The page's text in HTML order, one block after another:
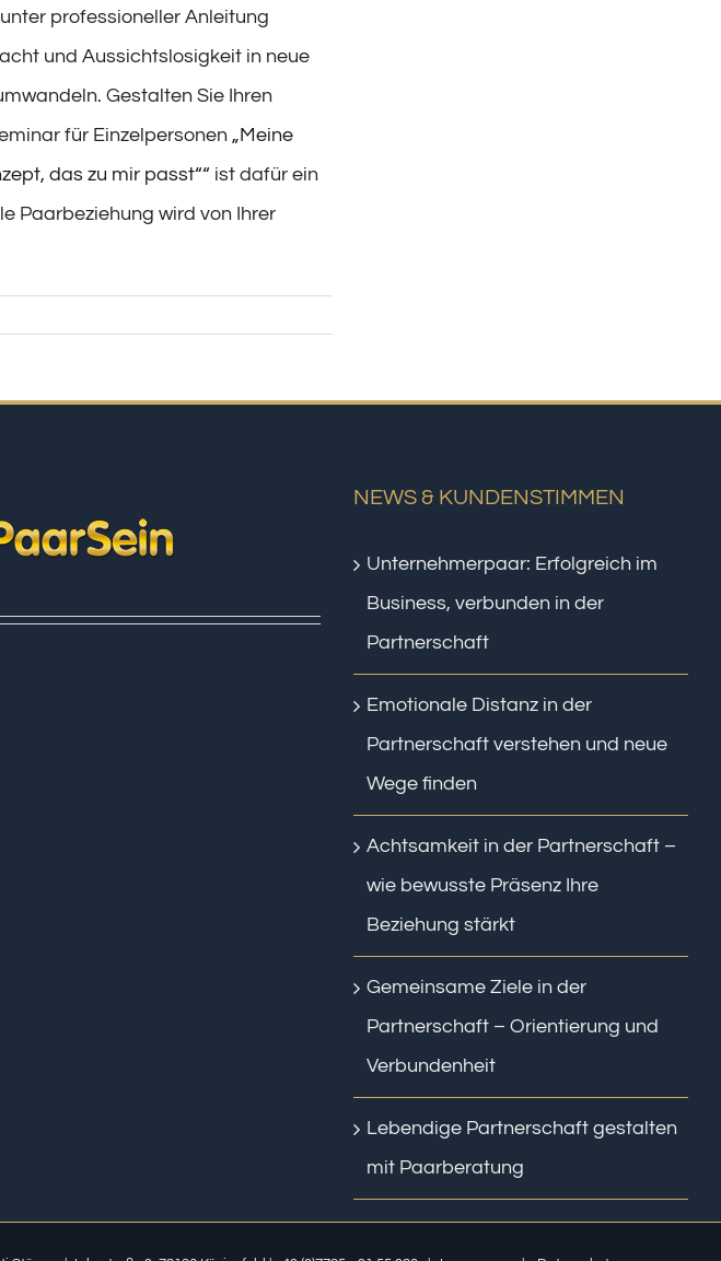
professioneller Anleitung
und Aussichtslosigkeit in neue
Gestalten Sie Ihren
für Einzelpersonen „Meine
das zu mir passt““ ist dafür ein
Paarbeziehung wird von Ihrer
NEWS & KUNDENSTIMMEN
Unternehmerpaar: Erfolgreich im
Business, verbunden in der
Partnerschaft
Emotionale Distanz in der
Partnerschaft verstehen und neue
Wege finden
Achtsamkeit in der Partnerschaft –
wie bewusste Präsenz Ihre
Beziehung stärkt
Gemeinsame Ziele in der
Partnerschaft – Orientierung und
Verbundenheit
Lebendige Partnerschaft gestalten
mit Paarberatung